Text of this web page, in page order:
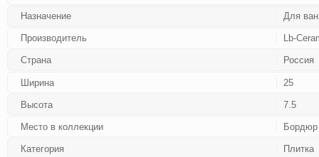
Назначение Для
Производитель Lb-
Страна Россия
Ширина 25
Высота 7.5
Место в коллекции Бордюр
Категория Плитка